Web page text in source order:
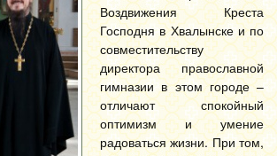
Воздвижения Креста
Господня в Хвалынске и по
совместительству
директора православной
гимназии в этом городе –
отличают спокойный
оптимизм и умение
радоваться жизни. При том,